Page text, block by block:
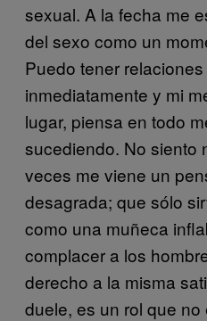
sexual. A la fecha me
del sexo como un
Puedo tener
inmediatamente y mi
lugar, piensa en todo
sucediendo. No siento
veces me viene un
desagrada; que sólo
como una muñeca
complacer a los
derecho a la misma
duele, es un rol que